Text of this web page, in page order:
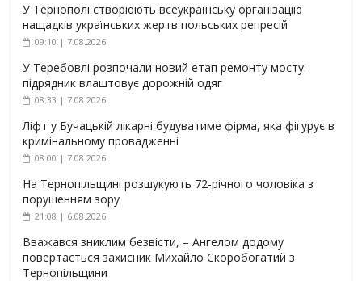
У Тернополі створюють всеукраїнську організацію
нащадків українських жертв польських репресій
09:10 | 7.08.2026
У Теребовлі розпочали новий етап ремонту мосту:
підрядник влаштовує дорожній одяг
08:33 | 7.08.2026
Ліфт у Бучацькій лікарні будуватиме фірма, яка фігурує в
кримінальному провадженні
08:00 | 7.08.2026
На Тернопільщині розшукують 72-річного чоловіка з
порушенням зору
21:08 | 6.08.2026
Вважався зниклим безвісти, – Ангелом додому
повертається захисник Михайло Скоробогатий з
Тернопільщини